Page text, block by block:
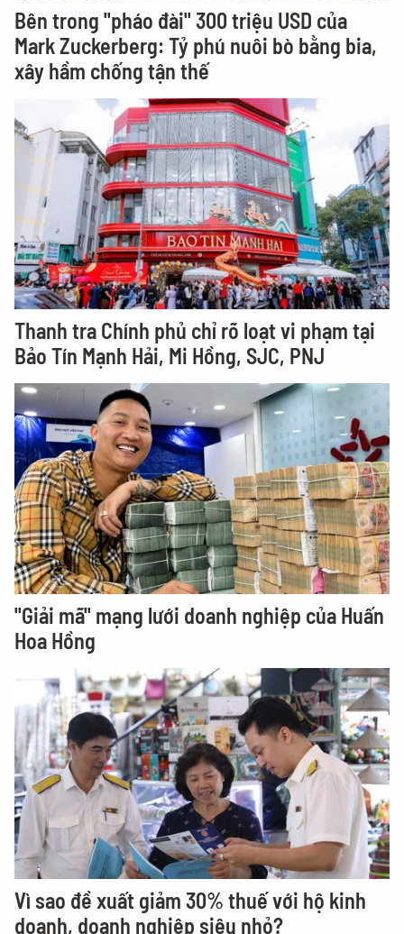
Bên trong "pháo đài" 300 triệu USD của
Mark Zuckerberg: Tỷ phú nuôi bò bằng bia,
xây hầm chống tận thế
Thanh tra Chính phủ chỉ rõ loạt vi phạm tại
Bảo Tín Mạnh Hải, Mi Hồng, SJC, PNJ
"Giải mã" mạng lưới doanh nghiệp của Huấn
Hoa Hồng
Vì sao đề xuất giảm 30% thuế với hộ kinh
doanh, doanh nghiệp siêu nhỏ?